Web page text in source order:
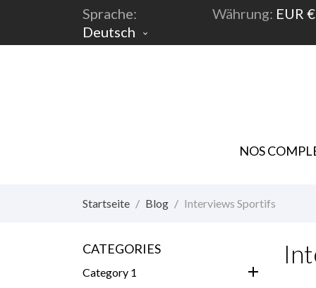
Sprache:
Deutsch

Währung: EUR €
NOS
Startseite Blog Interviews Sportifs
CATEGORIES
Category 1 add